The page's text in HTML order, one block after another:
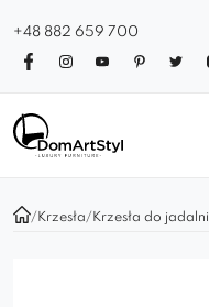
+48 882 659 700
/ Krzesła/ Krzesła do jadalni